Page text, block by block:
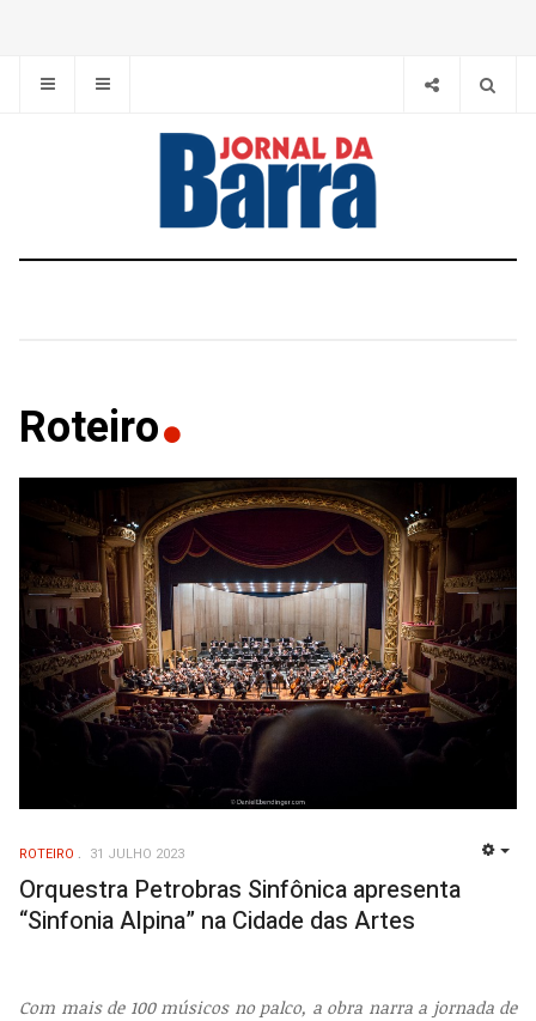
Roteiro
ROTEIRO 31 JULHO 2023
Orquestra Petrobras Sinfônica apresenta
“Sinfonia Alpina” na Cidade das Artes
Com mais de 100 músicos no palco, a obra narra a jornada de